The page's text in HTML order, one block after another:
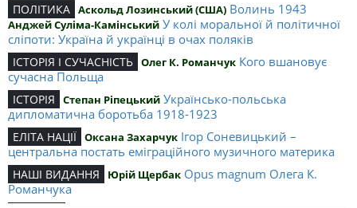
ПОЛІТИКА Аскольд Лозинський (США) Волинь 1943
Анджей Суліма-Камінський У колі моральної й політичної
сліпоти: Україна й українці в очах поляків
ІСТОРІЯ І СУЧАСНІСТЬ Олег К. Романчук Кого вшановує
сучасна Польща
ІСТОРІЯ Степан Ріпецький Українсько-польська
дипломатична боротьба 1918-1923
ЕЛІТА НАЦІЇ Оксана Захарчук Ігор Соневицький –
центральна постать еміграційного музичного материка
НАШІ ВИДАННЯ Юрій Щербак Opus magnum Олега К.
Романчука